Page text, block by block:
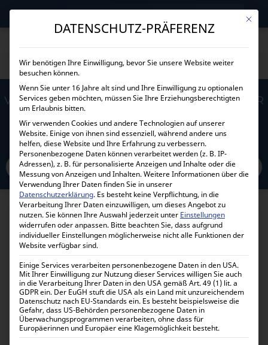
→
VICTRON ENERGY BLUE SMART IP67 CHARGER
24/12 (1+SI) BPC241214006
Home Alle Produkte Batterieladegeräte 24 Volt
Victron Energy Blue Smart IP67 Charger 24/12 (1+Si) BPC241214006
Victron Energy Blue Smart IP67
Charger 24/12 (1+Si) BPC241214006
Mit
DATENSCHUTZ-PRÄFERENZ
Wir benötigen Ihre Einwilligung, bevor Sie unsere Website weiter
besuchen können.
Wenn Sie unter 16 Jahre alt sind und Ihre Einwilligung zu optionalen
Services geben möchten, müssen Sie Ihre Erziehungsberechtigten
um Erlaubnis bitten.
Wir verwenden Cookies und andere Technologien auf unserer
Website. Einige von ihnen sind essenziell, während andere uns
helfen, diese Website und Ihre Erfahrung zu verbessern.
Personenbezogene Daten können verarbeitet werden (z. B. IP-
Adressen), z. B. für personalisierte Anzeigen und Inhalte oder die
Messung von Anzeigen und Inhalten.Weitere Informationen über die
Verwendung Ihrer Daten finden Sie in unserer
Datenschutzerklärung. Es besteht keine Verpflichtung, in die
Verarbeitung Ihrer Daten einzuwilligen, um dieses Angebot zu
nutzen.Sie können Ihre Auswahl jederzeit unter Einstellungen
widerrufen oder anpassen. Bitte beachten Sie, dass aufgrund
individueller Einstellungen möglicherweise nicht alle Funktionen der
Website verfügbar sind.
Einige Services verarbeiten personenbezogene Daten in den USA.
Mit Ihrer Einwilligung zur Nutzung dieser Services willigen Sie auch
in die Verarbeitung Ihrer Daten in den USA gemäß Art. 49 (1) lit. a
GDPR ein. Der EuGH stuft die USA als ein Land mit unzureichendem
Datenschutz nach EU-Standards ein. Es besteht beispielsweise die
Gefahr, dass US-Behörden personenbezogene Daten in
Überwachungsprogrammen verarbeiten, ohne dass für
Europäerinnen und Europäer eine Klagemöglichkeit besteht.